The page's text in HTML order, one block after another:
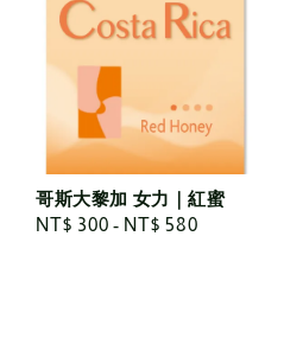
哥斯大黎加 女力｜紅蜜
Regular
NT$ 300 - NT$ 580